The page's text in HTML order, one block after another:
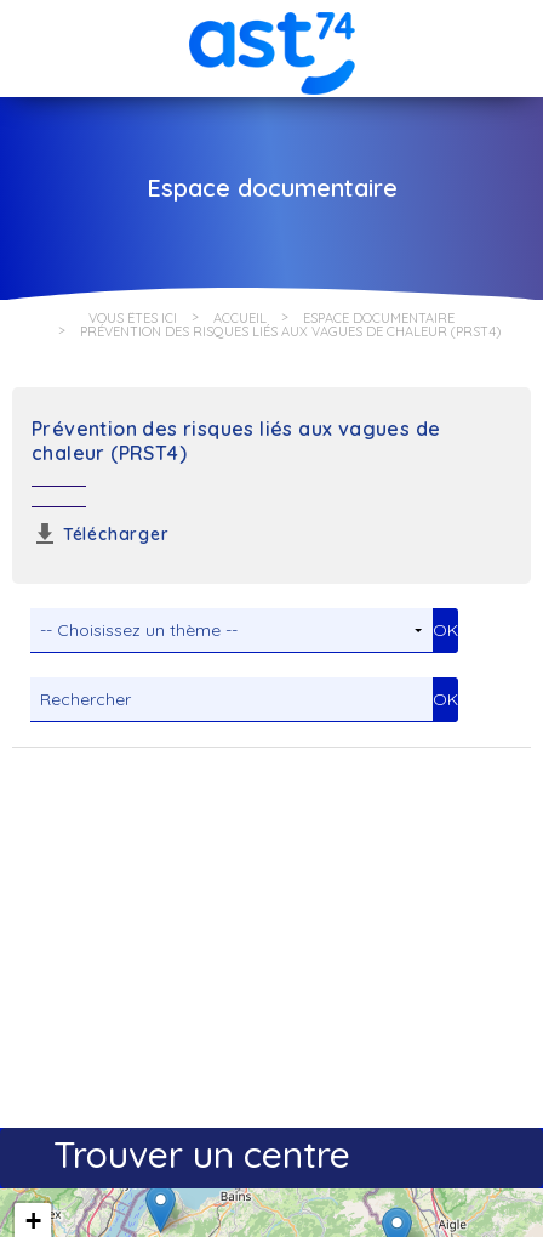
Espace documentaire
VOUS ÊTES ICI ACCUEIL ESPACE DOCUMENTAIRE
PRÉVENTION DES RISQUES LIÉS AUX VAGUES DE CHALEUR (PRST4)
Prévention des risques liés aux vagues de
chaleur (PRST4)
Télécharger
Trouver un centre
+